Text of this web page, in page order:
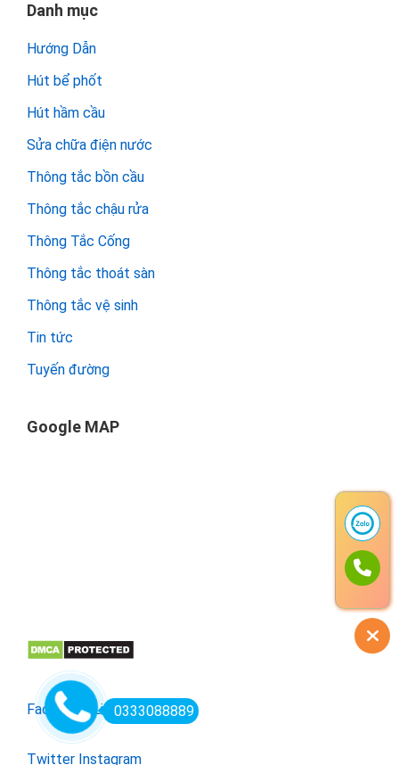
Danh mục
Hướng Dẫn
Hút bể phốt
Hút hầm cầu
Sửa chữa điện nước
Thông tắc bồn cầu
Thông tắc chậu rửa
Thông Tắc Cống
Thông tắc thoát sàn
Thông tắc vệ sinh
Tin tức
Tuyến đường
Google MAP
Facebook Linkedin
Twitter Instagram
0333088889